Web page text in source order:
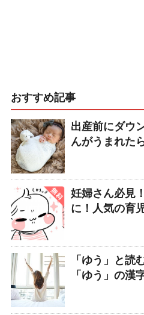
おすすめ記事
出産前にダウ
んがうまれた
妊婦さん必見
に！人気の育
「ゆう」と読
「ゆう」の漢